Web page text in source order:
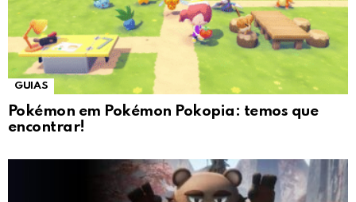
GUIAS
Pokémon em Pokémon Pokopia: temos que
encontrar!